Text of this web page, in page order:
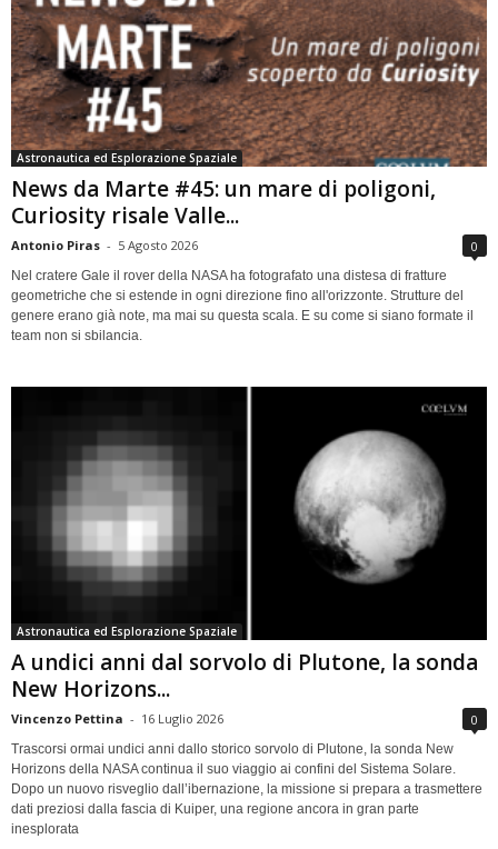
Astronautica ed Esplorazione Spaziale
News da Marte #45: un mare di poligoni,
Curiosity risale Valle...
Antonio Piras - 5 Agosto 2026 0
Nel cratere Gale il rover della NASA ha fotografato una distesa di fratture
geometriche che si estende in ogni direzione fino all'orizzonte. Strutture del
genere erano già note, ma mai su questa scala. E su come si siano formate il
team non si sbilancia.
Astronautica ed Esplorazione Spaziale
A undici anni dal sorvolo di Plutone, la sonda
New Horizons...
Vincenzo Pettina - 16 Luglio 2026 0
Trascorsi ormai undici anni dallo storico sorvolo di Plutone, la sonda New
Horizons della NASA continua il suo viaggio ai confini del Sistema Solare.
Dopo un nuovo risveglio dall’ibernazione, la missione si prepara a trasmettere
dati preziosi dalla fascia di Kuiper, una regione ancora in gran parte
inesplorata